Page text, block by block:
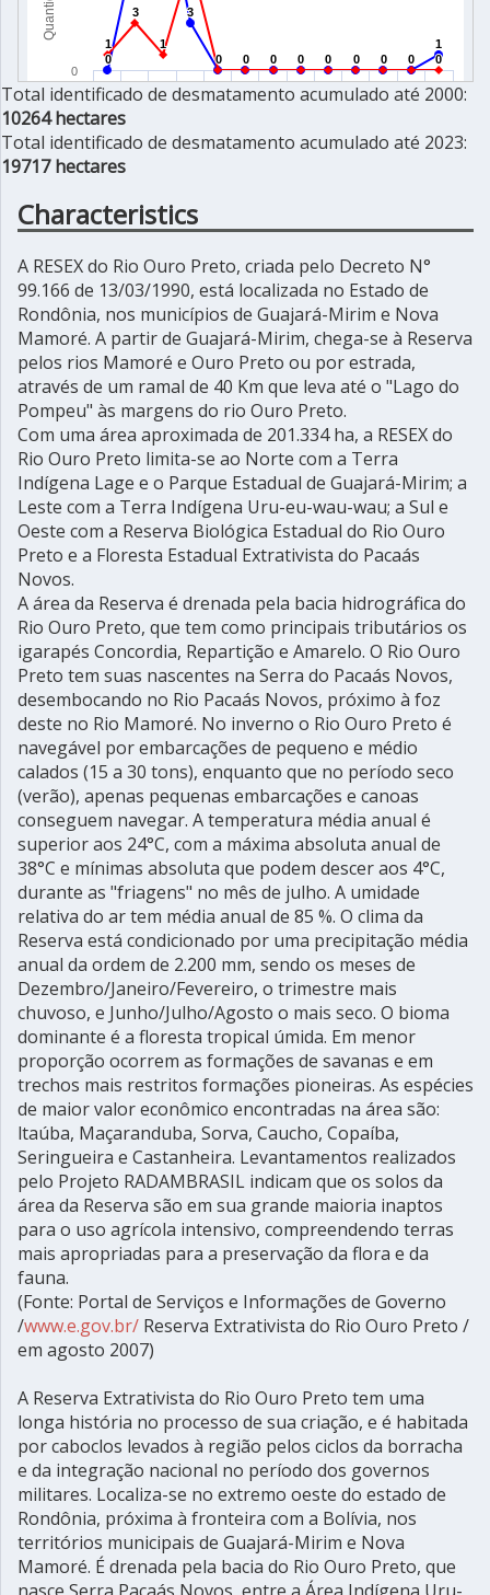
Total identificado de desmatamento acumulado até 2000:
10264 hectares
Total identificado de desmatamento acumulado até 2023:
19717 hectares
Characteristics
A RESEX do Rio Ouro Preto, criada pelo Decreto N°
99.166 de 13/03/1990, está localizada no Estado de
Rondônia, nos municípios de Guajará-Mirim e Nova
Mamoré. A partir de Guajará-Mirim, chega-se à Reserva
pelos rios Mamoré e Ouro Preto ou por estrada,
através de um ramal de 40 Km que leva até o "Lago do
Pompeu" às margens do rio Ouro Preto.
Com uma área aproximada de 201.334 ha, a RESEX do
Rio Ouro Preto limita-se ao Norte com a Terra
Indígena Lage e o Parque Estadual de Guajará-Mirim; a
Leste com a Terra Indígena Uru-eu-wau-wau; a Sul e
Oeste com a Reserva Biológica Estadual do Rio Ouro
Preto e a Floresta Estadual Extrativista do Pacaás
Novos.
A área da Reserva é drenada pela bacia hidrográfica do
Rio Ouro Preto, que tem como principais tributários os
igarapés Concordia, Repartição e Amarelo. O Rio Ouro
Preto tem suas nascentes na Serra do Pacaás Novos,
desembocando no Rio Pacaás Novos, próximo à foz
deste no Rio Mamoré. No inverno o Rio Ouro Preto é
navegável por embarcações de pequeno e médio
calados (15 a 30 tons), enquanto que no período seco
(verão), apenas pequenas embarcações e canoas
conseguem navegar. A temperatura média anual é
superior aos 24°C, com a máxima absoluta anual de
38°C e mínimas absoluta que podem descer aos 4°C,
durante as "friagens" no mês de julho. A umidade
relativa do ar tem média anual de 85 %. O clima da
Reserva está condicionado por uma precipitação média
anual da ordem de 2.200 mm, sendo os meses de
Dezembro/Janeiro/Fevereiro, o trimestre mais
chuvoso, e Junho/Julho/Agosto o mais seco. O bioma
dominante é a floresta tropical úmida. Em menor
proporção ocorrem as formações de savanas e em
trechos mais restritos formações pioneiras. As espécies
de maior valor econômico encontradas na área são:
ltaúba, Maçaranduba, Sorva, Caucho, Copaíba,
Seringueira e Castanheira. Levantamentos realizados
pelo Projeto RADAMBRASIL indicam que os solos da
área da Reserva são em sua grande maioria inaptos
para o uso agrícola intensivo, compreendendo terras
mais apropriadas para a preservação da flora e da
fauna.
(Fonte: Portal de Serviços e Informações de Governo
/www.e.gov.br/ Reserva Extrativista do Rio Ouro Preto /
em agosto 2007)
A Reserva Extrativista do Rio Ouro Preto tem uma
longa história no processo de sua criação, e é habitada
por caboclos levados à região pelos ciclos da borracha
e da integração nacional no período dos governos
militares. Localiza-se no extremo oeste do estado de
Rondônia, próxima à fronteira com a Bolívia, nos
territórios municipais de Guajará-Mirim e Nova
Mamoré. É drenada pela bacia do Rio Ouro Preto, que
nasce Serra Pacaás Novos, entre a Área Indígena Uru-